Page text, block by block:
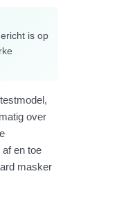
is op
over
en toe
masker